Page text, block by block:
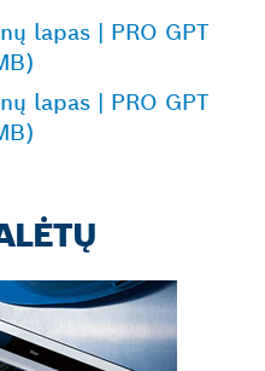
lapas | PRO GPT
lapas | PRO GPT